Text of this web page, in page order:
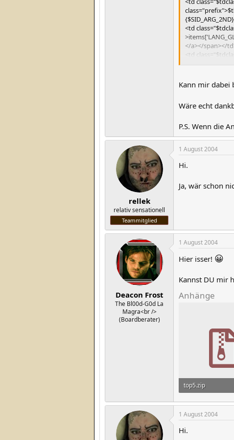
<td
</a></span></
<td
</tr>
Kann mir dabei
Wäre echt
P.S. Wenn die
rellek
relativ sensationell
Teammitglied
1 August 2004
Hi.
Ja, wär schon
Deacon Frost
The Bl00d-G0d La
Magra<br />
(Boardberater)
1 August 2004
Hier isser! 😀
Kannst DU mir
Anhänge
top5.zip
893 Bytes ·
1 August 2004
Hi.